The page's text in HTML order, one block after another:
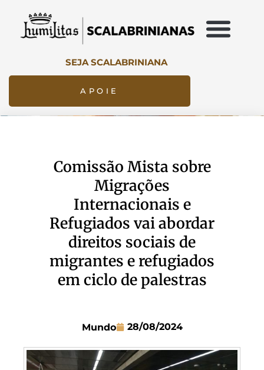
SEJA SCALABRINIANA
APOIE
Comissão Mista sobre
Migrações
Internacionais e
Refugiados vai abordar
direitos sociais de
migrantes e refugiados
em ciclo de palestras
Mundo 28/08/2024